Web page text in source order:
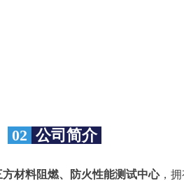
02 公司简介
方材料阻燃、防火性能测试中心，